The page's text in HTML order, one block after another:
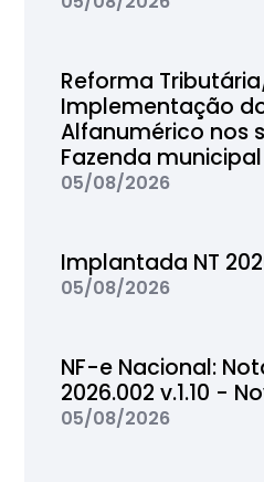
Reforma
Implementação
Alfanumérico nos
Fazenda municipal
05/08/2026
Implantada NT
05/08/2026
NF-e Nacional:
2026.002 v.1.10 -
05/08/2026